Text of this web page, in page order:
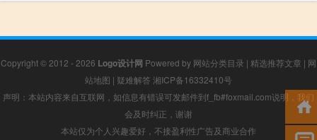
Copyright © 2012 - 2026 Logo设计网 Powered by 网站分类目录 | 精选推荐文章 | 网
站地图 | 疑难解答 湘ICP备16332410号
声明：本站内容来自互联网，如信息有错误可发邮件到f_fb#foxmail.com说明，我们
会及时纠正，谢谢
本站仅为个人兴趣爱好，不接盈利性广告及商业合作